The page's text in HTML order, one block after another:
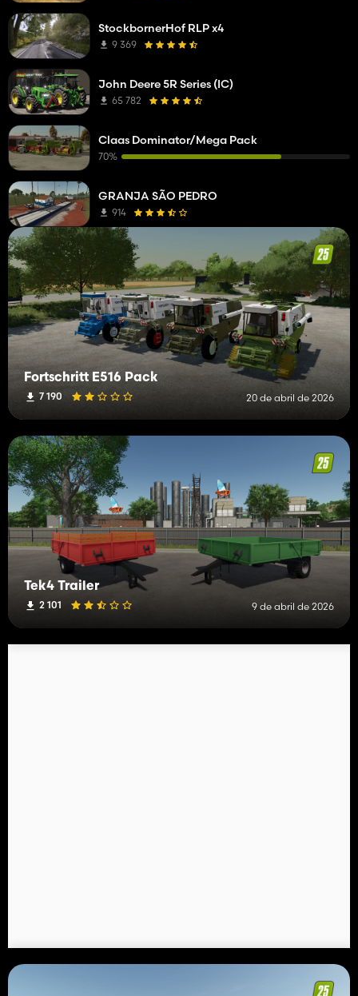
Fortschritt E516 Pack
7 190 20 de abril de 2026
Tek4 Trailer
2 101 9 de abril de 2026
Cosechadoras de hortalizas
Cosechadoras de espinacas
Cargadores frontales
Cortacéspedes
Cosechadoras de judías verdes 1
Jardineras
Cosechadoras de patatas
Otros vehículos 1
Cosechadoras de guisantes 1
Rodillos 1
Encabezados de corte
Máquinas de registro
Remolques de cabecera
StockbornerHof RLP x4
9 369
John Deere 5R Series (IC)
65 782
Claas Dominator/Mega Pack
70%
GRANJA SÃO PEDRO
914